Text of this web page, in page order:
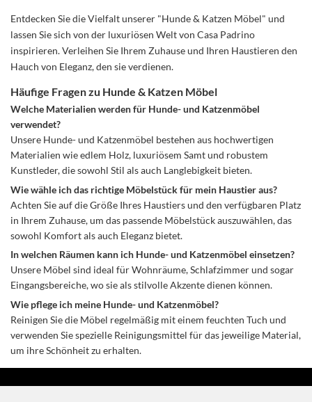
Entdecken Sie die Vielfalt unserer "Hunde & Katzen Möbel" und
lassen Sie sich von der luxuriösen Welt von Casa Padrino
inspirieren. Verleihen Sie Ihrem Zuhause und Ihren Haustieren den
Hauch von Eleganz, den sie verdienen.
Häufige Fragen zu Hunde & Katzen Möbel
Welche Materialien werden für Hunde- und Katzenmöbel
verwendet?
Unsere Hunde- und Katzenmöbel bestehen aus hochwertigen
Materialien wie edlem Holz, luxuriösem Samt und robustem
Kunstleder, die sowohl Stil als auch Langlebigkeit bieten.
Wie wähle ich das richtige Möbelstück für mein Haustier aus?
Achten Sie auf die Größe Ihres Haustiers und den verfügbaren Platz
in Ihrem Zuhause, um das passende Möbelstück auszuwählen, das
sowohl Komfort als auch Eleganz bietet.
In welchen Räumen kann ich Hunde- und Katzenmöbel einsetzen?
Unsere Möbel sind ideal für Wohnräume, Schlafzimmer und sogar
Eingangsbereiche, wo sie als stilvolle Akzente dienen können.
Wie pflege ich meine Hunde- und Katzenmöbel?
Reinigen Sie die Möbel regelmäßig mit einem feuchten Tuch und
verwenden Sie spezielle Reinigungsmittel für das jeweilige Material,
um ihre Schönheit zu erhalten.